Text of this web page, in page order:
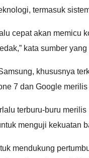
termasuk
cepat akan memicu
kata sumber
khususnya
7 dan Google
terburu-buru
menguji kekuatan
mendukung